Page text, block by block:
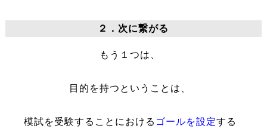
２．次に繋がる
もう１つは、
目的を持つということは、
模試を受験することにおける ゴールを設定する